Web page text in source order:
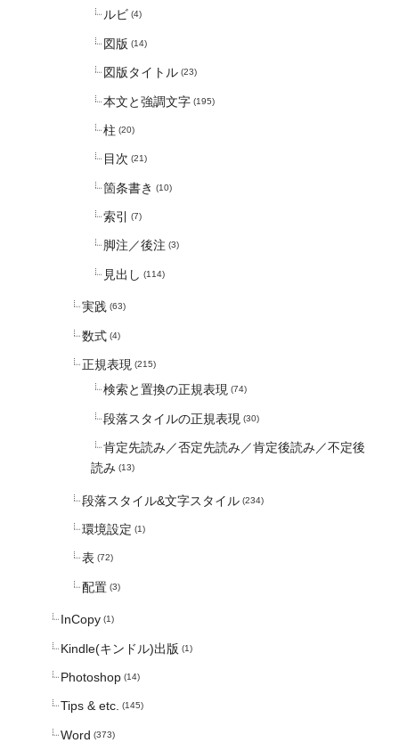
ルビ (4)
図版 (14)
図版タイトル (23)
本文と強調文字 (195)
柱 (20)
目次 (21)
箇条書き (10)
索引 (7)
脚注／後注 (3)
見出し (114)
実践 (63)
数式 (4)
正規表現 (215)
検索と置換の正規表現 (74)
段落スタイルの正規表現 (30)
肯定先読み／否定先読み／肯定後読み／不定後
読み (13)
段落スタイル&文字スタイル (234)
環境設定 (1)
表 (72)
配置 (3)
InCopy (1)
Kindle(キンドル)出版 (1)
Photoshop (14)
Tips & etc. (145)
Word (373)